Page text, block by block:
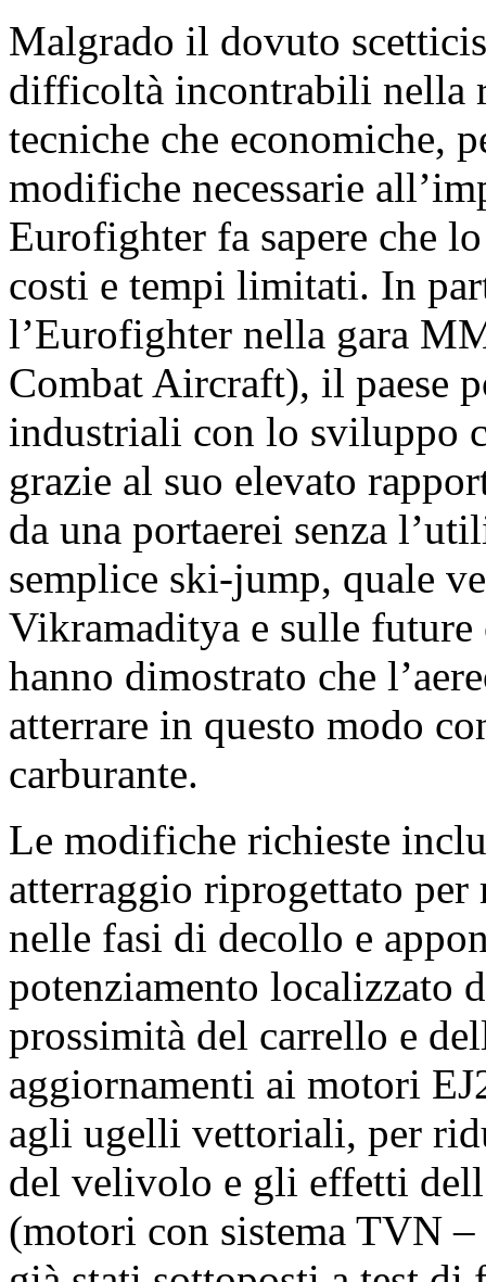
Malgrado il dovuto
difficoltà incontrabili nella
tecniche che economiche,
modifiche necessarie
Eurofighter fa sapere che
costi e tempi limitati. In
l’Eurofighter nella gara
Combat Aircraft), il paese
industriali con lo sviluppo
grazie al suo elevato
da una portaerei senza
semplice ski-jump, quale
Vikramaditya e sulle
hanno dimostrato che
atterrare in questo modo
carburante.
Le modifiche richieste
atterraggio riprogettato per
nelle fasi di decollo e
potenziamento localizzato
prossimità del carrello e
aggiornamenti ai motori
agli ugelli vettoriali, per
del velivolo e gli effetti
(motori con sistema TVN